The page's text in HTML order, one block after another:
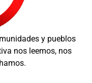
y pueblos
nos leemos, nos